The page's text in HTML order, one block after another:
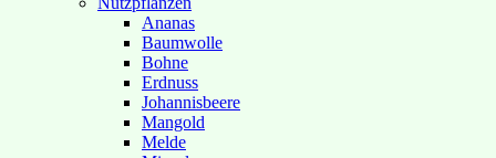
Ananas
Baumwolle
Bohne
Erdnuss
Johannisbeere
Mangold
Melde